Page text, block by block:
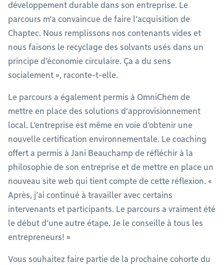
développement durable dans son entreprise. Le
parcours m’a convaincue de faire l’acquisition de
Chaptec. Nous remplissons nos contenants vides et
nous faisons le recyclage des solvants usés dans un
principe d’économie circulaire. Ça a du sens
socialement », raconte-t-elle.
Le parcours a également permis à OmniChem de
mettre en place des solutions d’approvisionnement
local. L’entreprise est même en voie d’obtenir une
nouvelle certification environnementale. Le coaching
offert a permis à Jani Beauchamp de réfléchir à la
philosophie de son entreprise et de mettre en place un
nouveau site web qui tient compte de cette réflexion. «
Après, j’ai continué à travailler avec certains
intervenants et participants. Le parcours a vraiment été
le début d’une autre étape. Je le conseille à tous les
entrepreneurs! »
Vous souhaitez faire partie de la prochaine cohorte du